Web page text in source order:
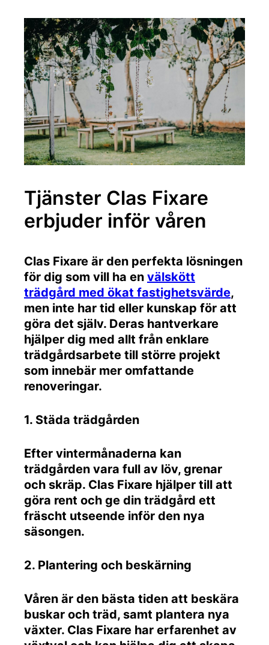
Tjänster Clas Fixare
erbjuder inför våren
Clas Fixare är den perfekta lösningen
för dig som vill ha en välskött
trädgård med ökat fastighetsvärde,
men inte har tid eller kunskap för att
göra det själv. Deras hantverkare
hjälper dig med allt från enklare
trädgårdsarbete till större projekt
som innebär mer omfattande
renoveringar.
1. Städa trädgården
Efter vintermånaderna kan
trädgården vara full av löv, grenar
och skräp. Clas Fixare hjälper till att
göra rent och ge din trädgård ett
fräscht utseende inför den nya
säsongen.
2. Plantering och beskärning
Våren är den bästa tiden att beskära
buskar och träd, samt plantera nya
växter. Clas Fixare har erfarenhet av